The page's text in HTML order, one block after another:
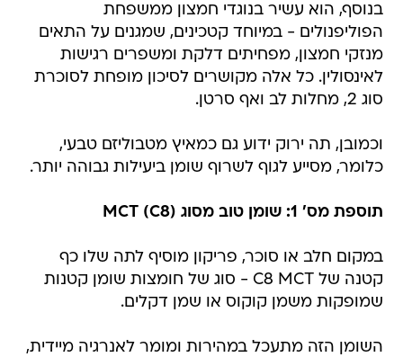
בנוסף, הוא עשיר בנוגדי חמצון ממשפחת
הפוליפנולים - במיוחד קטכינים, שמגנים על התאים
מנזקי חמצון, מפחיתים דלקת ומשפרים רגישות
לאינסולין. כל אלה מקושרים לסיכון מופחת לסוכרת
סוג 2, מחלות לב ואף סרטן.
וכמובן, תה ירוק ידוע גם כמאיץ מטבוליזם טבעי,
כלומר, מסייע לגוף לשרוף שומן ביעילות גבוהה יותר.
תוספת מס' 1: שומן טוב מסוג MCT (C8)
במקום חלב או סוכר, פריקון מוסיף לתה שלו כף
קטנה של C8 MCT - סוג של חומצות שומן קטנות
שמופקות משמן קוקוס או שמן דקלים.
השומן הזה מתעכל במהירות ומומר לאנרגיה מיידית,